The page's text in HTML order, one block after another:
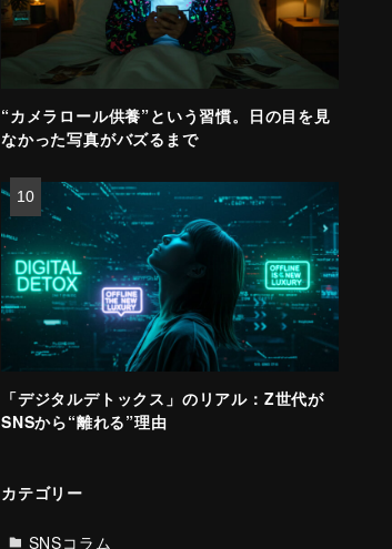
“カメラロール供養”という習慣。日の目を見
なかった写真がバズるまで
「デジタルデトックス」のリアル：Z世代が
SNSから“離れる”理由
カテゴリー
SNSコラム